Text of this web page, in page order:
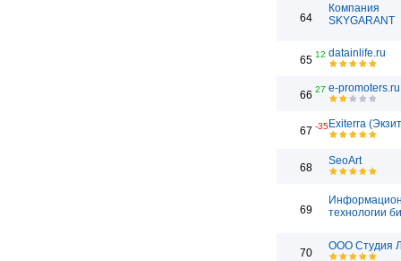
64
Компания
SKYGARANT
65 12 datainlife.ru
66 27 e-promoters.ru
67 -35Exiterra
68
SeoArt
69
технологии
70
ООО Студия